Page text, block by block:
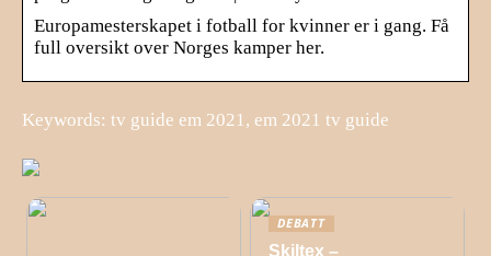
Europamesterskapet i fotball for kvinner er i gang. Få
full oversikt over Norges kamper her.
Keywords: tv guide em 2021, em 2021 tv guide
DEBATT
Skiltex –